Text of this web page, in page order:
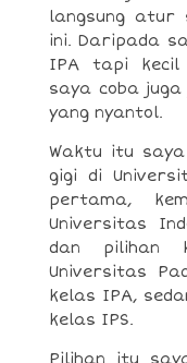
langsung atur
ini. Daripada
IPA tapi kecil
saya coba
yang nyantol.
Waktu itu
gigi di
pertama,
Universitas
dan pilihan
Universitas
kelas IPA,
kelas IPS.